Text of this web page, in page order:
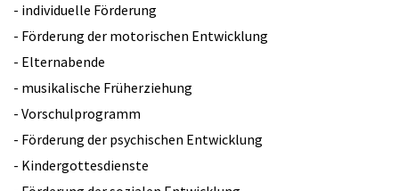
- individuelle Förderung
- Förderung der motorischen Entwicklung
- Elternabende
- musikalische Früherziehung
- Vorschulprogramm
- Förderung der psychischen Entwicklung
- Kindergottesdienste